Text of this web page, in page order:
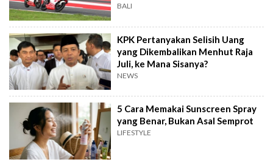
BALI
KPK Pertanyakan Selisih Uang
yang Dikembalikan Menhut Raja
Juli, ke Mana Sisanya?
NEWS
5 Cara Memakai Sunscreen Spray
yang Benar, Bukan Asal Semprot
LIFESTYLE